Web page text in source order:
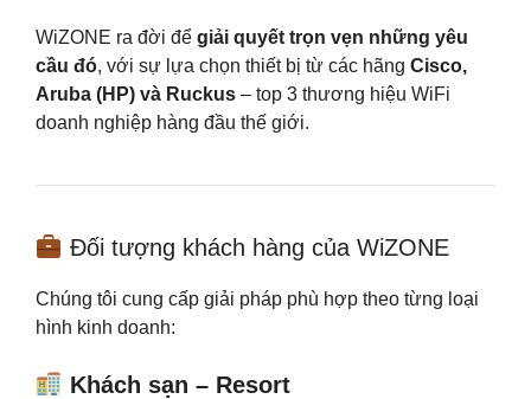
WiZONE ra đời để giải quyết trọn vẹn những yêu
cầu đó, với sự lựa chọn thiết bị từ các hãng Cisco,
Aruba (HP) và Ruckus – top 3 thương hiệu WiFi
doanh nghiệp hàng đầu thế giới.
Đối tượng khách hàng của WiZONE
Chúng tôi cung cấp giải pháp phù hợp theo từng loại
hình kinh doanh:
Khách sạn – Resort